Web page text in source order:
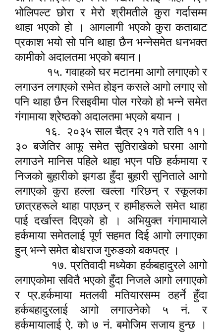
भोलिपल्ट छोरा र मेरो श्रीमतीले कुरा गर्दासम्म
थाहा भएको हो । आगलागी भएको कुरा कताबाट
प्रकाश भयो सो पनि थाहा छैन भन्नेसमेत धनभक्त
कामीको अदालतमा भएको बयान।
१५. गवाहको घर मटानमा आगो लगाएको र
लगाउन लगाएको समेत होइन कसले आगो लगाए सो
पनि थाहा छैन रिसइवीमा पोल गरेको हो भन्ने समेत
गंगामाया श्रेष्ठको अदालतमा भएको बयान ।
१६. २०३५ साल चैत्र २१ गते राति ११।
३० बजेतिर आफू समेत सुतिराखेको घरमा आगो
लगाउने मानिस पहिले थाहा भएन पछि हर्कमाया र
निजको बुहारीको झगडा हुँदा बुहारी सुनिताले आगो
लगाएको कुरा हल्ला खल्ला गरिछन् र स्कूलका
छात्रहरूले थाहा पाएछन् र हामीहरूले समेत थाहा
पाई दर्खास्त दिएको हो । अभियुक्त गंगामायाले
हर्कमाया समेतलाई पूर्ण सहमत दिई आगो लगाएका
हुन् भन्ने समेत बोधराज गुरुङको बकपत्र ।
१७. प्रतिवादी मध्येका हर्कबहादुरले आगो
लगाएकोमा सवितै भएको हुँदा निजले आगो लगाएको
र प्र.हर्कमाया मतलवी मतियारसम्म ठहर्ने हुँदा
हर्कबहादुरलाई आगो लगाउनेको ५ नं. र
हर्कमायालाई ऐ. को ७ नं. बमोजिम सजाय हुन्छ ।